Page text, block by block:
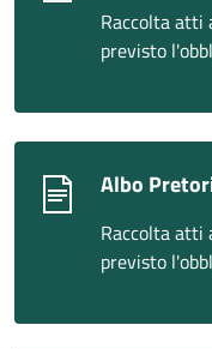
Raccolta
previsto
Albo
Raccolta
previsto